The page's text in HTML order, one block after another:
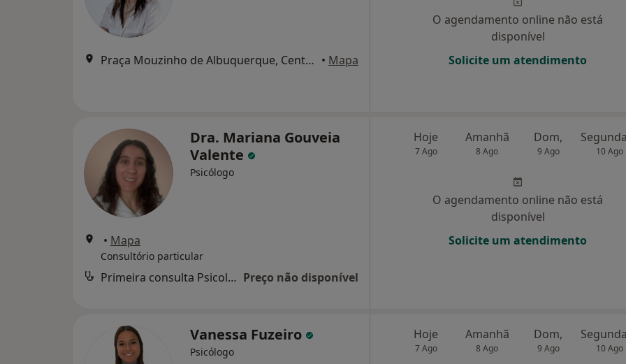
Praça Mouzinho de Albuquerque, Centro Comercial Brasília, junto à Rotunda da Boavista. 4° andar, sala 803-A), Porto • Mapa
O agendamento online não está
disponível
Solicite um atendimento
Dra. Mariana Gouveia
Valente
Psicólogo
• Mapa
Consultório particular
Primeira consulta Psicologia Preço não disponível
Hoje
7 Ago
Amanhã
8 Ago
Dom,
9 Ago 10 Ago
O agendamento online não está
disponível
Solicite um atendimento
Vanessa Fuzeiro
Psicólogo
Hoje
7 Ago
Amanhã
8 Ago
Dom,
9 Ago 10 Ago